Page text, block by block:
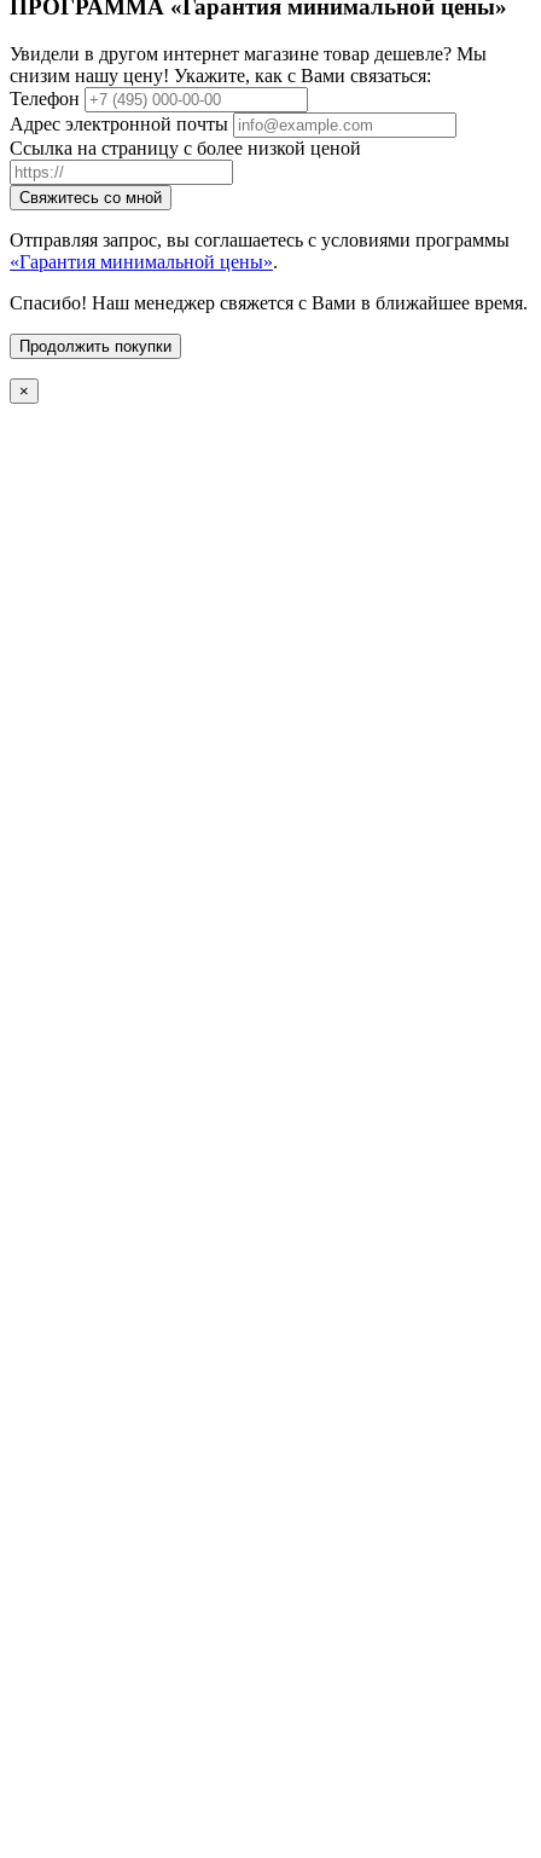
ПРОГРАММА «Гарантия минимальной цены»
Увидели в другом интернет магазине товар дешевле? Мы
снизим нашу цену! Укажите, как с Вами связаться:
Телефон
Адрес электронной почты
Ссылка на страницу с более низкой ценой
Свяжитесь со мной
Отправляя запрос, вы соглашаетесь с условиями программы
«Гарантия минимальной цены».
Спасибо! Наш менеджер свяжется с Вами в ближайшее время.
Продолжить покупки
×